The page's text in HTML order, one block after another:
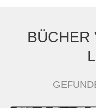
BÜCHER